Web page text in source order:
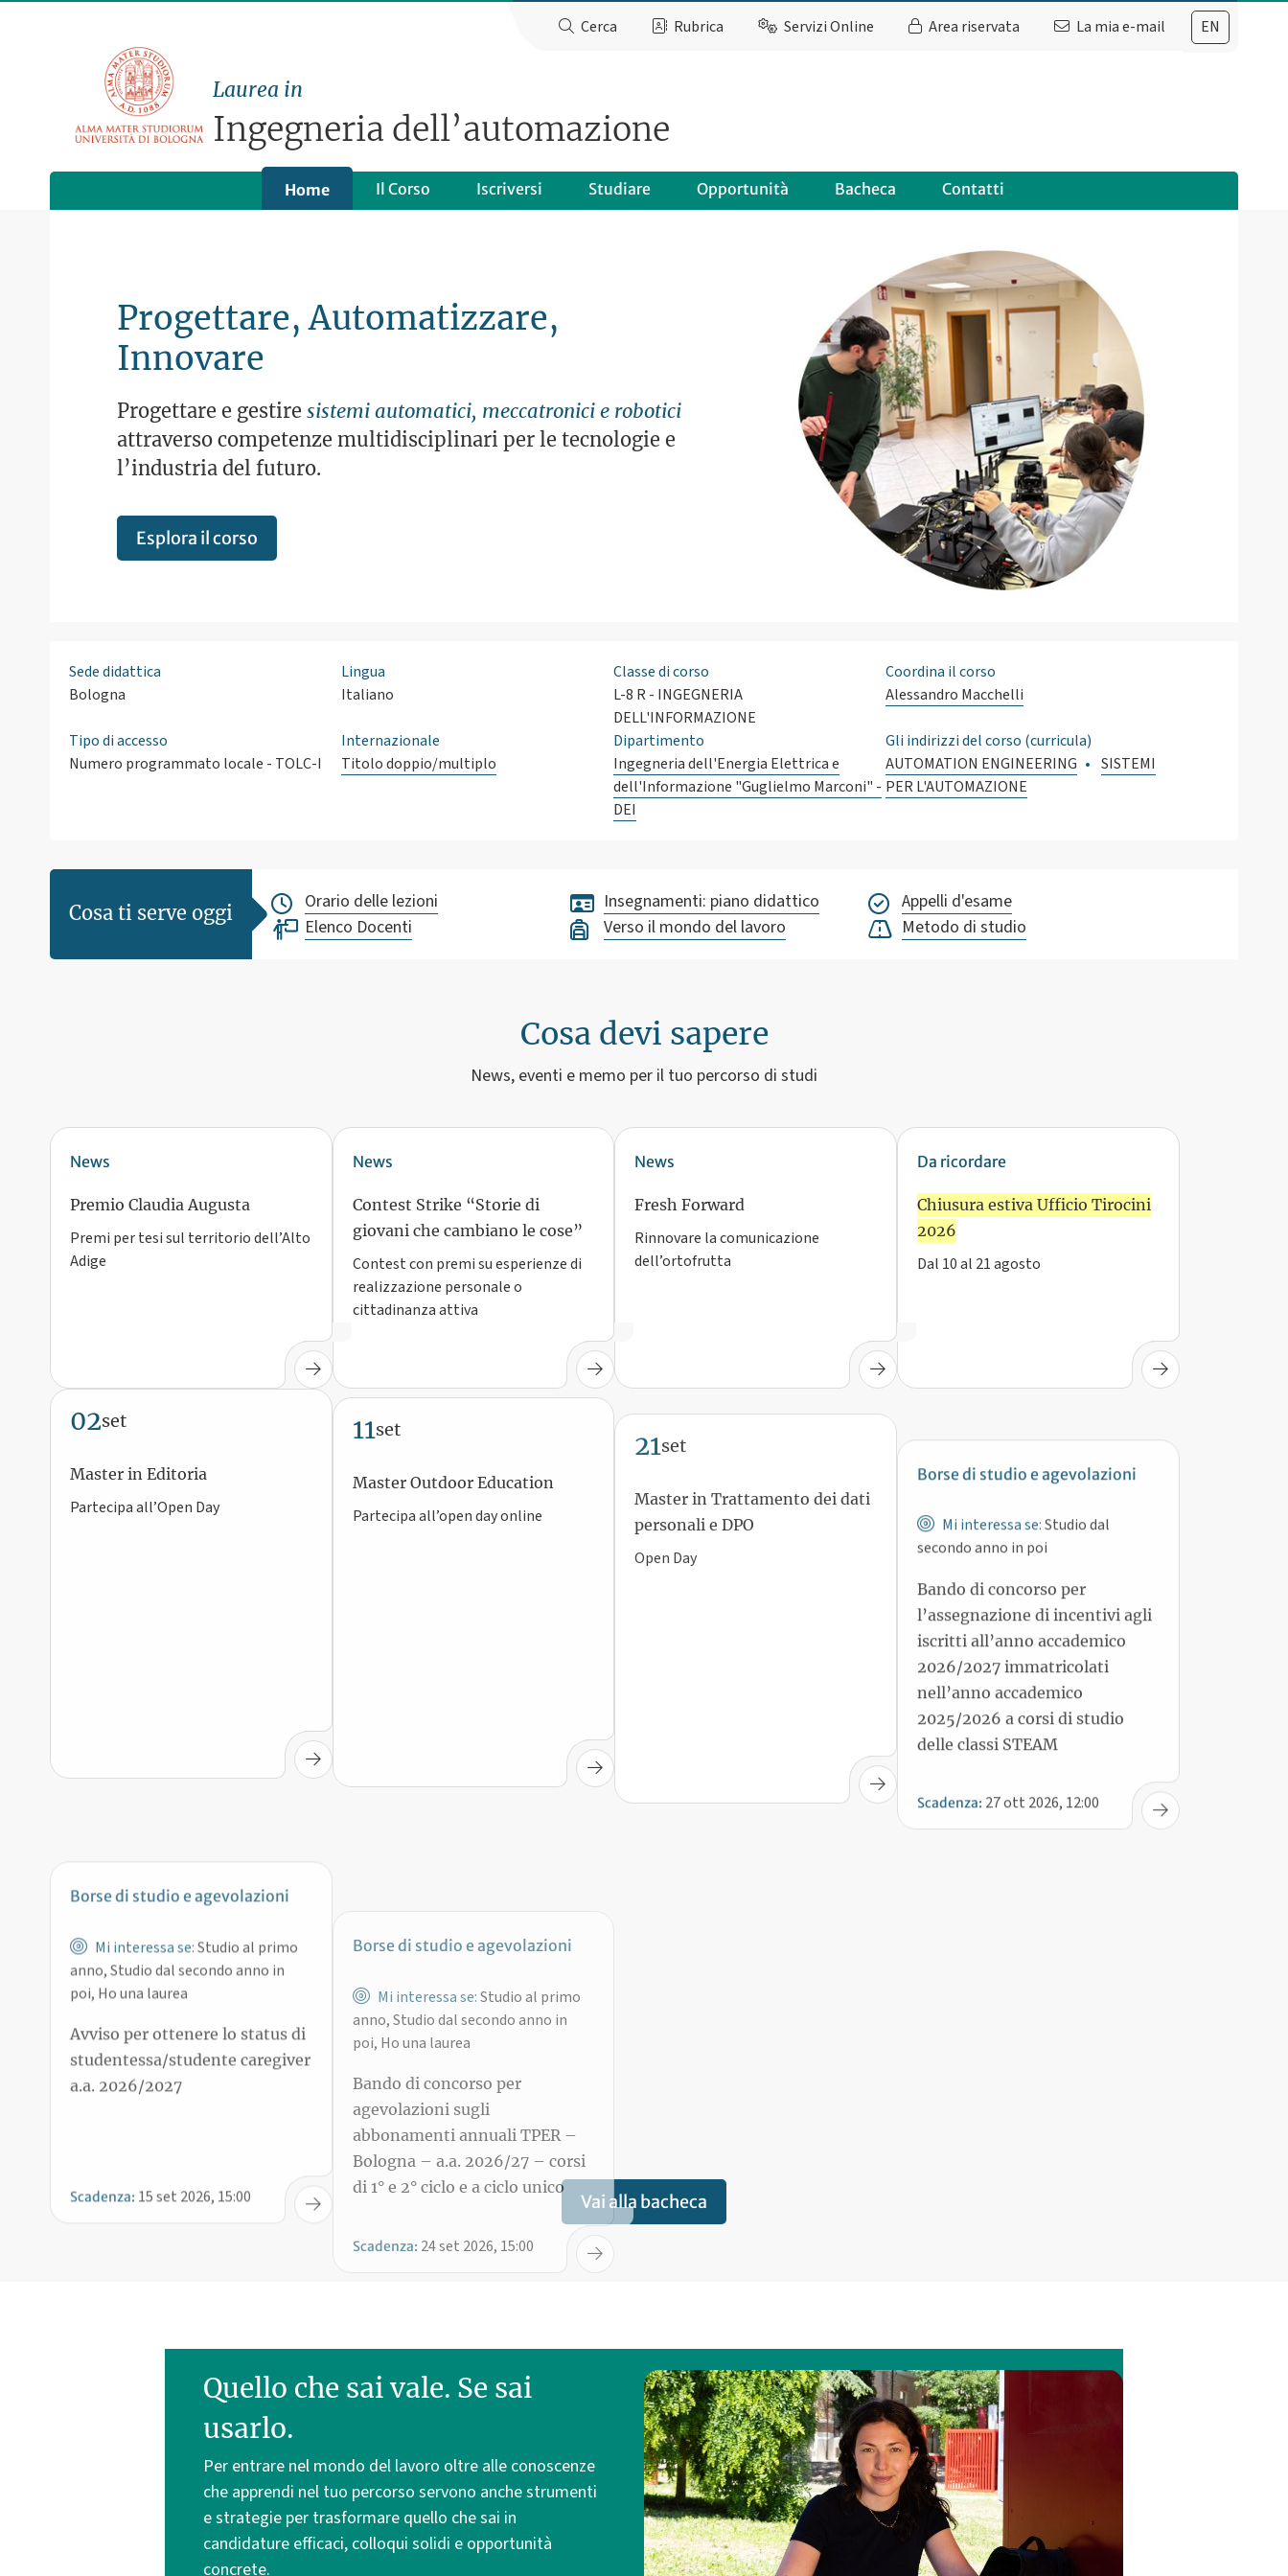
EN
Cerca Rubrica Servizi Online Area riservata La mia e-mail
Laurea in
Ingegneria dell’automazione
Home Il Corso Iscriversi Studiare Opportunità Bacheca Contatti
Progettare, Automatizzare,
Innovare
Progettare e gestire sistemi automatici, meccatronici e robotici
attraverso competenze multidisciplinari per le tecnologie e
l’industria del futuro.
Esplora il corso
Sede didattica
Bologna
Lingua
Italiano
Classe di corso
L-8 R - INGEGNERIA
DELL'INFORMAZIONE
Coordina il corso
Alessandro Macchelli
Tipo di accesso
Numero programmato locale - TOLC-I
Internazionale
Titolo doppio/multiplo
Dipartimento
Ingegneria dell'Energia Elettrica e
dell'Informazione "Guglielmo Marconi" -
DEI
Gli indirizzi del corso (curricula)
AUTOMATION ENGINEERING
SISTEMI
PER L'AUTOMAZIONE
Cosa ti serve oggi Orario delle lezioni Insegnamenti: piano didattico
Appelli d'esame
Elenco Docenti
Verso il mondo del lavoro Metodo di studio
Cosa devi sapere
News, eventi e memo per il tuo percorso di studi
News
Premio Claudia Augusta
Premi per tesi sul territorio dell’Alto
Adige
News
Contest Strike “Storie di
giovani che cambiano le cose”
Contest con premi su esperienze di
realizzazione personale o
cittadinanza attiva
News
Fresh Forward
Rinnovare la comunicazione
dell’ortofrutta
Da ricordare
Chiusura estiva Ufficio Tirocini
2026
Dal 10 al 21 agosto
02set
Master in Editoria
Partecipa all’Open Day
11 set
Master Outdoor Education
Partecipa all’open day online
21set
personali e DPO
Open Day
Mi interessa se:Studio dal
Bando di concorso per
iscritti all’anno accademico
2026/2027 immatricolati
nell’anno accademico
2025/2026 a corsi di studio
delle classi STEAM
Scadenza:27 ott 2026, 12:00
anno, Studio dal secondo anno in
Avviso per ottenere lo status di
studentessa/studente caregiver
a.a. 2026/2027
Bando di concorso per
abbonamenti annuali TPER –
Bologna – a.a. 2026/27 – corsi
di 1° e 2° ciclo e a ciclo unico
Scadenza:24 set 2026, 15:00
Vai alla bacheca
Quello che sai vale. Se sai
usarlo.
Per entrare nel mondo del lavoro oltre alle conoscenze
che apprendi nel tuo percorso servono anche strumenti
e strategie per trasformare quello che sai in
candidature efficaci, colloqui solidi e opportunità
concrete.